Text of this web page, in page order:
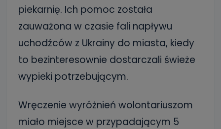
piekarnię. Ich pomoc została
zauważona w czasie fali napływu
uchodźców z Ukrainy do miasta, kiedy
to bezinteresownie dostarczali świeże
wypieki potrzebującym.
Wręczenie wyróżnień wolontariuszom
miało miejsce w przypadającym 5